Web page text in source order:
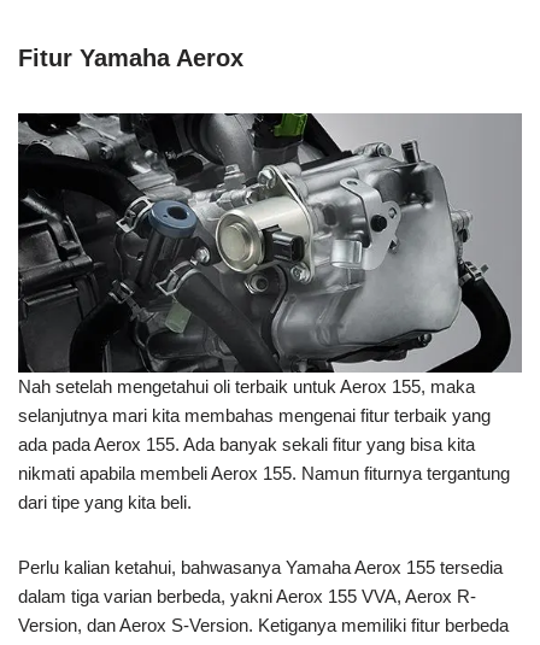
Fitur Yamaha Aerox
Nah setelah mengetahui oli terbaik untuk Aerox 155, maka
selanjutnya mari kita membahas mengenai fitur terbaik yang
ada pada Aerox 155. Ada banyak sekali fitur yang bisa kita
nikmati apabila membeli Aerox 155. Namun fiturnya tergantung
dari tipe yang kita beli.
Perlu kalian ketahui, bahwasanya Yamaha Aerox 155 tersedia
dalam tiga varian berbeda, yakni Aerox 155 VVA, Aerox R-
Version, dan Aerox S-Version. Ketiganya memiliki fitur berbeda